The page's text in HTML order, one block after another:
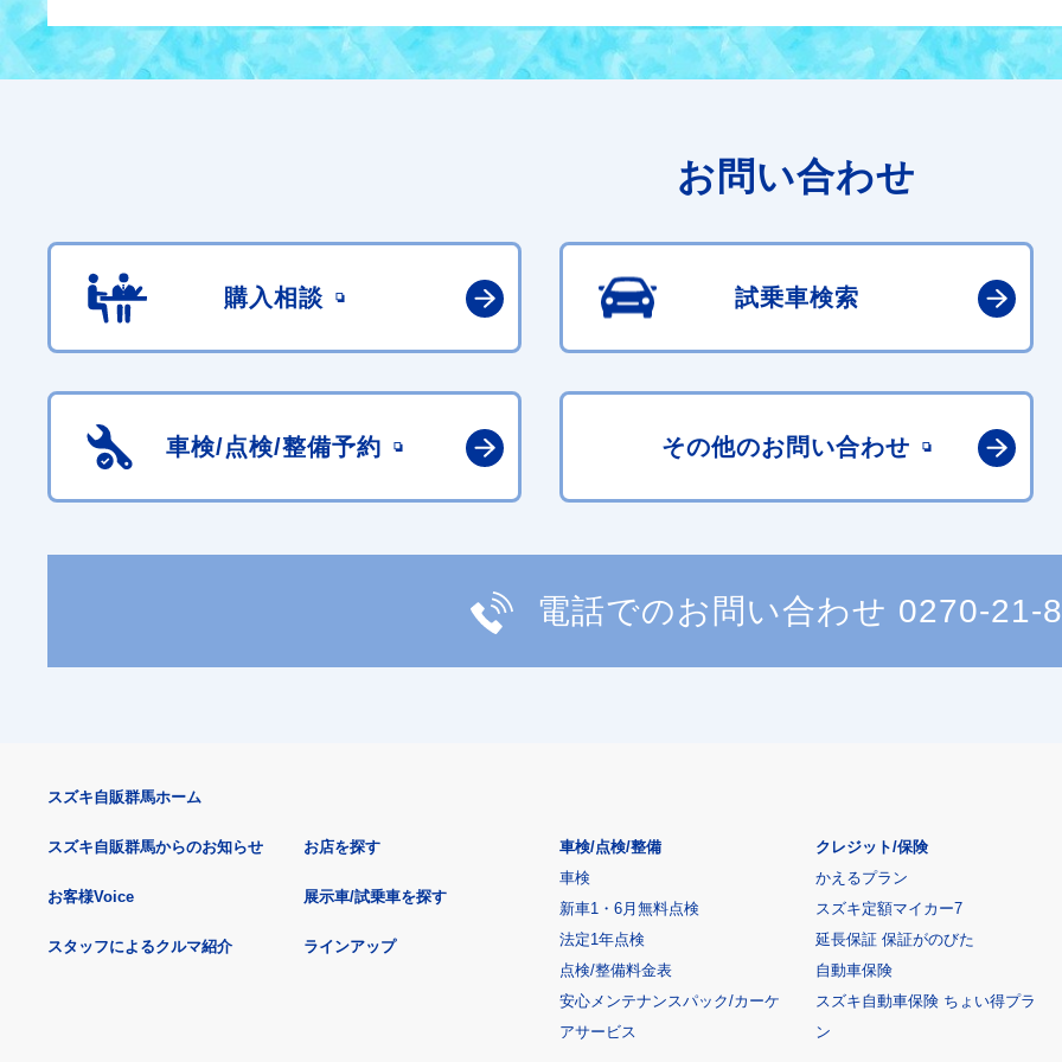
お問い合わせ
購入相談 試乗車検索
車検/点検/整備予約 その他のお問い合わせ
電話でのお問い合わせ 0270-21-
スズキ自販群馬ホーム
スズキ自販群馬からのお知らせ
お客様Voice
スタッフによるクルマ紹介
お店を探す
展示車/試乗車を探す
ラインアップ
車検/点検/整備
車検
新車1・6月無料点検
法定1年点検
点検/整備料金表
安心メンテナンスパック/カーケ
アサービス
クレジット/保険
かえるプラン
スズキ定額マイカー7
延長保証 保証がのびた
自動車保険
スズキ自動車保険 ちょい得プラ
ン